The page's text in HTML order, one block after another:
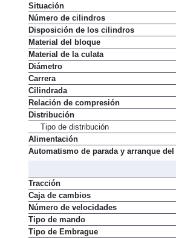
Situación
Número de cilindros
Disposición de los cilindros
Material del bloque
Material de la culata
Diámetro
Carrera
Cilindrada
Relación de compresión
Distribución
Tipo de distribución
Alimentación
Automatismo de parada y arranque
Tracción
Caja de cambios
Número de velocidades
Tipo de mando
Tipo de Embrague